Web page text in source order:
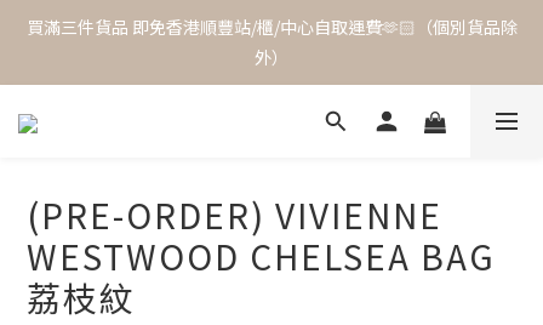
買滿三件貨品 即免香港順豐站/櫃/中心自取運費🫶🏻（個別貨品除
外）
(PRE-ORDER) VIVIENNE
WESTWOOD CHELSEA BAG
荔枝紋